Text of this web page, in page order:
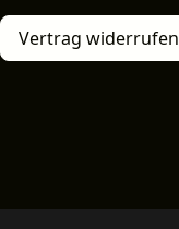
Vertrag widerrufen